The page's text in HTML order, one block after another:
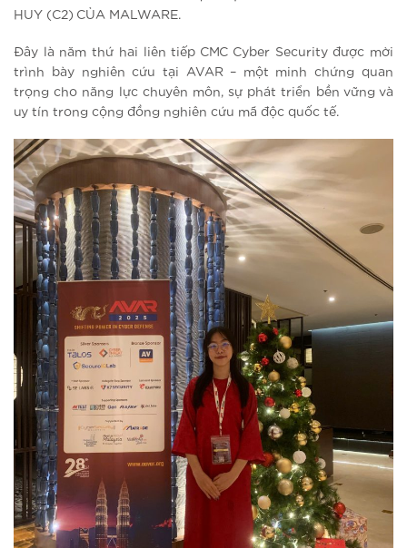
HUY (C2) CỦA MALWARE.
Đây là năm thứ hai liên tiếp CMC Cyber Security được mời
trình bày nghiên cứu tại AVAR – một minh chứng quan
trọng cho năng lực chuyên môn, sự phát triển bền vững và
uy tín trong cộng đồng nghiên cứu mã độc quốc tế.